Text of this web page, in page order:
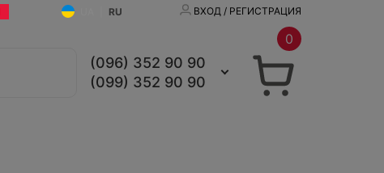
RU ВХОД / РЕГИСТРАЦИЯ
(096) 352 90 90
(099) 352 90 90
0